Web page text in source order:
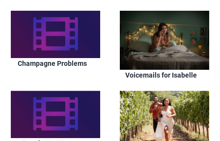
Champagne Problems
Voicemails for Isabelle